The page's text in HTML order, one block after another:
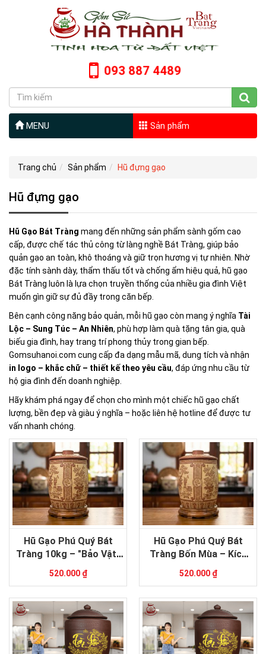
093 887 4489
MENU Sản phẩm
Trang chủ Sản phẩm Hũ đựng gạo
Hũ đựng gạo
Hũ Gạo Bát Tràng mang đến những sản phẩm sành gốm cao
cấp, được chế tác thủ công từ làng nghề Bát Tràng, giúp bảo
quản gạo an toàn, khô thoáng và giữ trọn hương vị tự nhiên. Nhờ
đặc tính sành dày, thẩm thấu tốt và chống ẩm hiệu quả, hũ gạo
Bát Tràng luôn là lựa chọn truyền thống của nhiều gia đình Việt
muốn gìn giữ sự đủ đầy trong căn bếp.
Bên cạnh công năng bảo quản, mỗi hũ gạo còn mang ý nghĩa Tài
Lộc – Sung Túc – An Nhiên, phù hợp làm quà tặng tân gia, quà
biếu gia đình, hay trang trí phong thủy trong gian bếp.
Gomsuhanoi.com cung cấp đa dạng mẫu mã, dung tích và nhận
in logo – khắc chữ – thiết kế theo yêu cầu, đáp ứng nhu cầu từ
hộ gia đình đến doanh nghiệp.
Hãy khám phá ngay để chọn cho mình một chiếc hũ gạo chất
lượng, bền đẹp và giàu ý nghĩa – hoặc liên hệ hotline để được tư
vấn nhanh chóng.
Hũ Gạo Phú Quý Bát
Tràng 10kg – "Bảo Vật"
Gọi Tài Lộc Cho Căn Hộ
Hiện Đại
520.000 ₫
Hũ Gạo Phú Quý Bát
Tràng Bốn Mùa – Kích
Hoạt Năng Lượng Tài
Lộc, Sức Khỏe Cho Gia
520.000 ₫